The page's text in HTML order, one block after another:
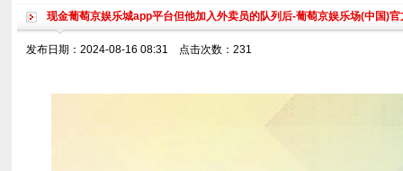
现金葡萄京娱乐城app平台但他加入外卖员的队列后-葡萄京娱乐场(中国)
发布日期：2024-08-16 08:31 点击次数：231